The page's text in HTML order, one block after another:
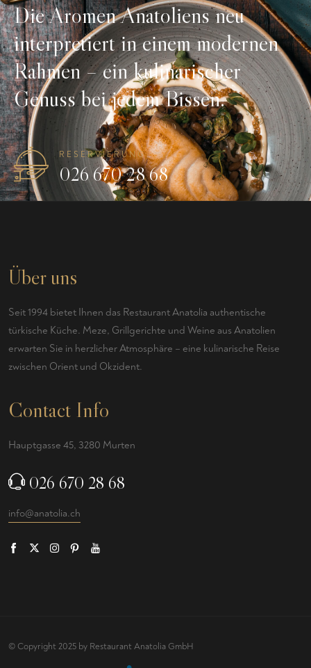
Die Aromen Anatoliens neu
interpretiert in einem modernen
Rahmen – ein kulinarischer
Genuss bei jedem Bissen.
RESERVIERUNG
026 670 28 68
Über uns
Seit 1994 bietet Ihnen das Restaurant Anatolia authentische
türkische Küche. Meze, Grillgerichte und Weine aus Anatolien
erwarten Sie in herzlicher Atmosphäre – eine kulinarische Reise
zwischen Orient und Okzident.
Contact Info
Hauptgasse 45, 3280 Murten
026 670 28 68
info@anatolia.ch
© Copyright 2025 by Restaurant Anatolia GmbH